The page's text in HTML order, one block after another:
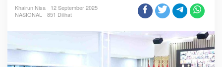
T
Khairun Nisa
12 September 2025
NASIONAL
851 Dilihat